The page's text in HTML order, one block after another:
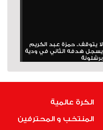
لا يتوقف.. حمزة عبد الكريم
يسجل هدفه الثاني في ودية
برشلونة
الكرة عالمية
المنتخب و المحترفين